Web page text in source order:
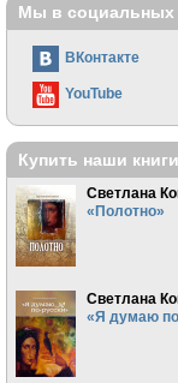
Мы в социальных
ВКонтакте
YouTube
Купить наши книги
Светлана
«Полотно»
Светлана
«Я думаю